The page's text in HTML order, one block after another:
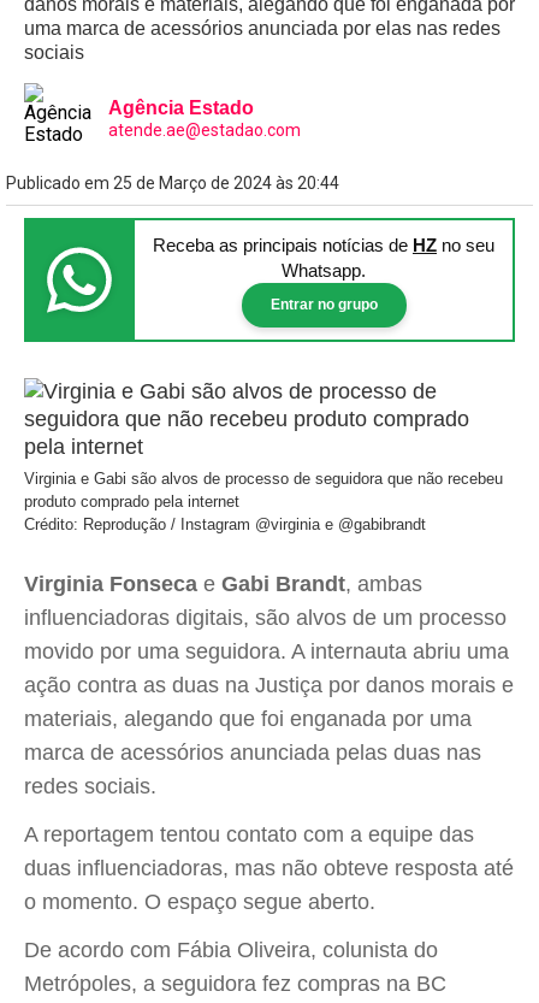
danos morais e materiais, alegando que foi enganada por
uma marca de acessórios anunciada por elas nas redes
sociais
Agência Estado
atende.ae@estadao.com
Publicado em 25 de Março de 2024 às 20:44
Receba as principais notícias de HZ no seu
Whatsapp.
Entrar no grupo
Virginia e Gabi são alvos de processo de seguidora que não recebeu
produto comprado pela internet
Crédito: Reprodução / Instagram @virginia e @gabibrandt
Virginia Fonseca e Gabi Brandt, ambas
influenciadoras digitais, são alvos de um processo
movido por uma seguidora. A internauta abriu uma
ação contra as duas na Justiça por danos morais e
materiais, alegando que foi enganada por uma
marca de acessórios anunciada pelas duas nas
redes sociais.
A reportagem tentou contato com a equipe das
duas influenciadoras, mas não obteve resposta até
o momento. O espaço segue aberto.
De acordo com Fábia Oliveira, colunista do
Metrópoles, a seguidora fez compras na BC